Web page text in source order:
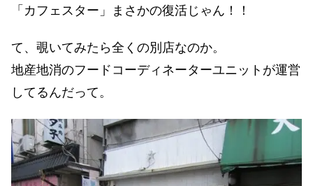
「カフェスター」まさかの復活じゃん！！
て、覗いてみたら全くの別店なのか。
地産地消のフードコーディネーターユニットが運営
してるんだって。